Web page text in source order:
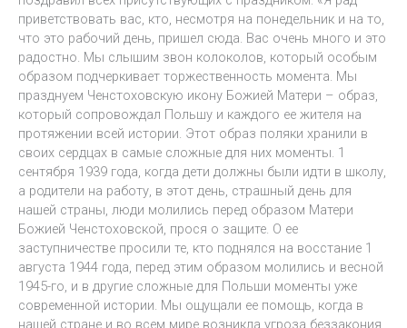
приветствовать вас, кто, несмотря на понедельник и на то,
что это рабочий день, пришел сюда. Вас очень много и это
радостно. Мы слышим звон колоколов, который особым
образом подчеркивает торжественность момента. Мы
празднуем Ченстоховскую икону Божией Матери – образ,
который сопровождал Польшу и каждого ее жителя на
протяжении всей истории. Этот образ поляки хранили в
своих сердцах в самые сложные для них моменты. 1
сентября 1939 года, когда дети должны были идти в школу,
а родители на работу, в этот день, страшный день для
нашей страны, люди молились перед образом Матери
Божией Ченстоховской, прося о защите. О ее
заступничестве просили те, кто поднялся на восстание 1
августа 1944 года, перед этим образом молились и весной
1945-го, и в другие сложные для Польши моменты уже
современной истории. Мы ощущали ее помощь, когда в
нашей стране и во всем мире возникла угроза беззакония